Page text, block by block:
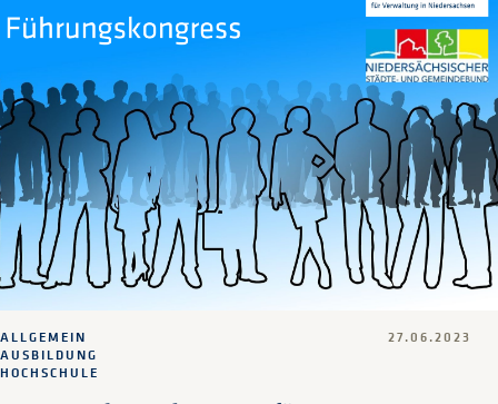
ALLGEMEIN
AUSBILDUNG
HOCHSCHULE
27.06.2023